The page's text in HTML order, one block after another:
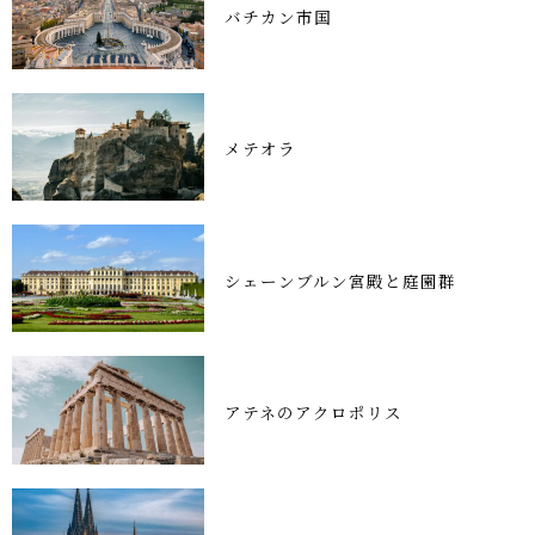
バチカン市国
メテオラ
シェーンブルン宮殿と庭園群
アテネのアクロポリス